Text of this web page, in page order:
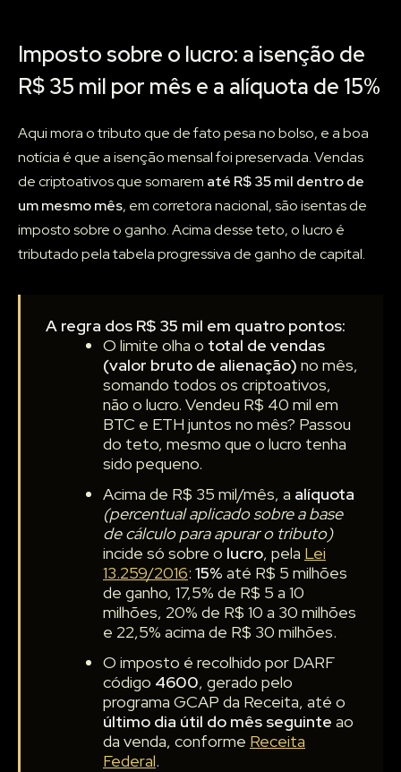
Imposto sobre o lucro: a isenção de
R$ 35 mil por mês e a alíquota de 15%
Aqui mora o tributo que de fato pesa no bolso, e a boa
notícia é que a isenção mensal foi preservada. Vendas
de criptoativos que somarem até R$ 35 mil dentro de
um mesmo mês, em corretora nacional, são isentas de
imposto sobre o ganho. Acima desse teto, o lucro é
tributado pela tabela progressiva de ganho de capital.
A regra dos R$ 35 mil em quatro pontos:
O limite olha o total de vendas
(valor bruto de alienação) no mês,
somando todos os criptoativos,
não o lucro. Vendeu R$ 40 mil em
BTC e ETH juntos no mês? Passou
do teto, mesmo que o lucro tenha
sido pequeno.
Acima de R$ 35 mil/mês, a alíquota
(percentual aplicado sobre a base
de cálculo para apurar o tributo)
incide só sobre o lucro, pela Lei
13.259/2016: 15% até R$ 5 milhões
de ganho, 17,5% de R$ 5 a 10
milhões, 20% de R$ 10 a 30 milhões
e 22,5% acima de R$ 30 milhões.
O imposto é recolhido por DARF
código 4600, gerado pelo
programa GCAP da Receita, até o
último dia útil do mês seguinte ao
da venda, conforme Receita
Federal.